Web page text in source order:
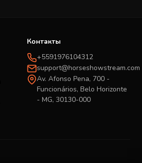
Контакты
+5591976104312
support@horseshowstream.com
Av. Afonso Pena, 700 -
Funcionários, Belo Horizonte
- MG, 30130-000